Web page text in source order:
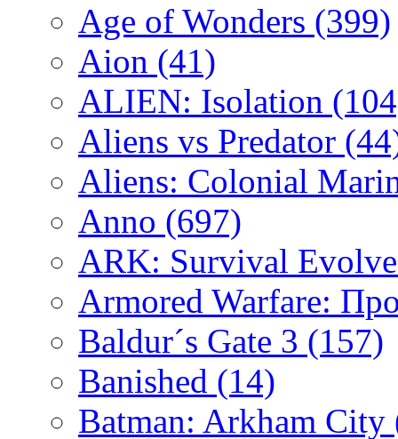
Age of Wonders (399)
Aion (41)
ALIEN: Isolation
Aliens vs Predator
Aliens: Colonial
Anno (697)
ARK: Survival
Armored Warfare:
Baldur´s Gate 3 (157)
Banished (14)
Batman: Arkham City